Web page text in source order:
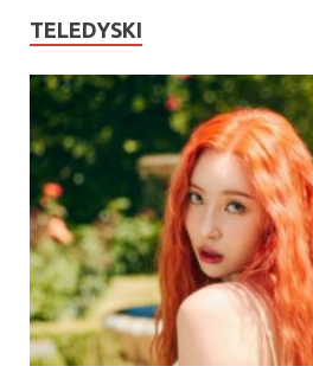
TELEDYSKI